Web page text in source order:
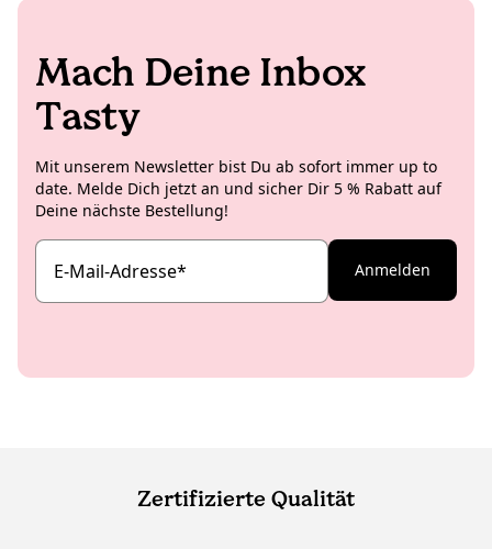
Mach Deine Inbox
Tasty
Mit unserem Newsletter bist Du ab sofort immer up to
date. Melde Dich jetzt an und sicher Dir 5 % Rabatt auf
Deine nächste Bestellung!
E-Mail-Adresse* Anmelden
Zertifizierte Qualität